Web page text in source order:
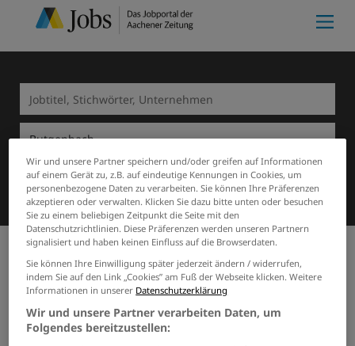
Suchen
Start Butgenbach Sicherheitsdienste
Meine Merkliste
Wir und unsere Partner speichern und/oder greifen auf Informationen
auf einem Gerät zu, z.B. auf eindeutige Kennungen in Cookies, um
personenbezogene Daten zu verarbeiten. Sie können Ihre Präferenzen
akzeptieren oder verwalten. Klicken Sie dazu bitte unten oder besuchen
Sie zu einem beliebigen Zeitpunkt die Seite mit den
Datenschutzrichtlinien. Diese Präferenzen werden unseren Partnern
signalisiert und haben keinen Einfluss auf die Browserdaten.
Sie können Ihre Einwilligung später jederzeit ändern / widerrufen,
indem Sie auf den Link „Cookies” am Fuß der Webseite klicken. Weitere
Informationen in unserer Datenschutzerklärung
Wir und unsere Partner verarbeiten Daten, um
Folgendes bereitzustellen: